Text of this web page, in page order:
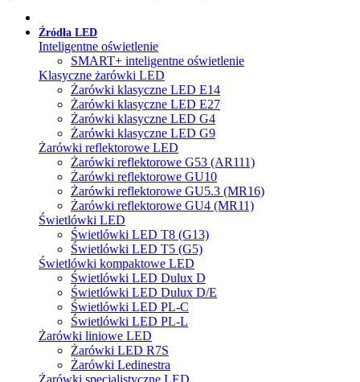
Źródła LED
Inteligentne oświetlenie
SMART+ inteligentne oświetlenie
Klasyczne żarówki LED
Żarówki klasyczne LED E14
Żarówki klasyczne LED E27
Żarówki klasyczne LED G4
Żarówki klasyczne LED G9
Żarówki reflektorowe LED
Żarówki reflektorowe G53 (AR111)
Żarówki reflektorowe GU10
Żarówki reflektorowe GU5.3 (MR16)
Żarówki reflektorowe GU4 (MR11)
Świetlówki LED
Świetlówki LED T8 (G13)
Świetlówki LED T5 (G5)
Świetlówki kompaktowe LED
Świetlówki LED Dulux D
Świetlówki LED Dulux D/E
Świetlówki LED PL-C
Świetlówki LED PL-L
Żarówki liniowe LED
Żarówki LED R7S
Żarówki Ledinestra
Żarówki specjalistyczne LED